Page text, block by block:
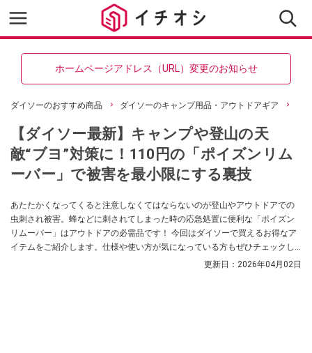
ホームページアドレス（URL）変更のお知らせ
ダイソーのおすすめ商品 ダイソーのキャンプ用品・アウトドアギア
【ダイソー最新】キャンプや登山の天
敵“ブヨ”対策に！110円の「ポイズンリム
ーバー」で被害を最小限にする裏技
あたたかくなってくると注意しなくてはならないのが登山やアウトドアでの
虫刺され被害。蜂などに刺されてしまった時の応急処置に便利な「ポイズン
リムーバー」はアウトドアの必需品です！ 今回はダイソーで買えるお得なア
イテムをご紹介します。仕様や使い方が気になっている方もぜひチェックし
更新日： 2026年04月02日